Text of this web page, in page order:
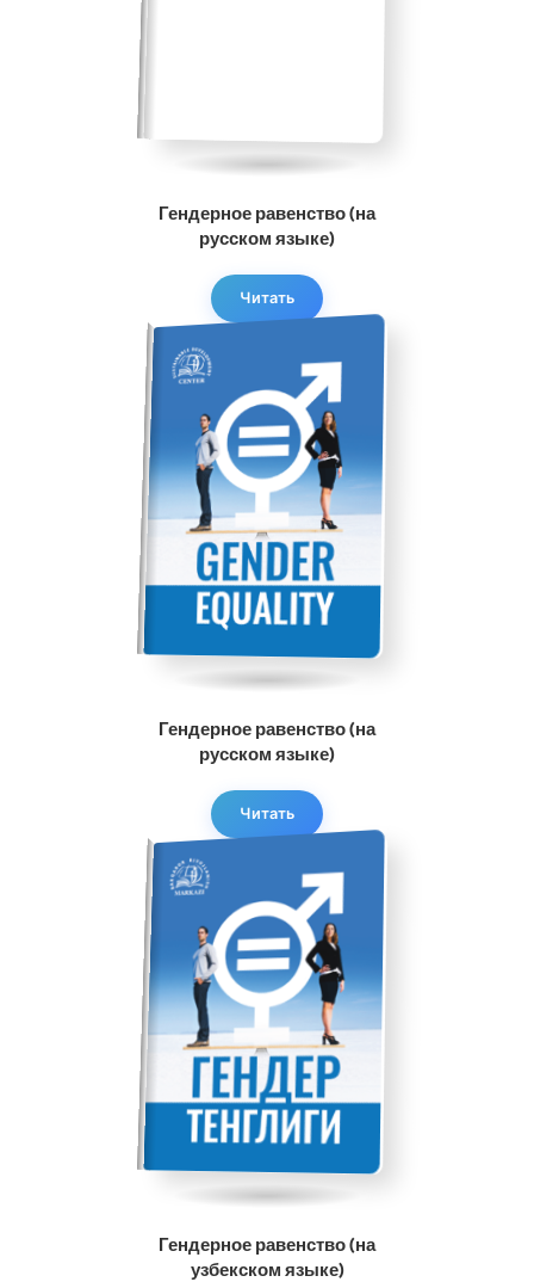
Гендерное равенство (на
русском языке)
Читать
Гендерное равенство (на
русском языке)
Читать
Гендерное равенство (на
узбекском языке)